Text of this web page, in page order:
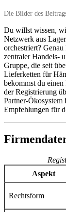
Die Bilder des
Du willst wissen,
Netzwerk aus
orchestriert? Genau
zentraler Handels-
Gruppe, die seit
Lieferketten für
bekommst du
der Registrierung
Partner-Ökosystem
Empfehlungen für
Aspekt
Rechtsform